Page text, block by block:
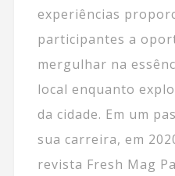
experiências
participantes a
mergulhar na
local enquanto
da cidade. Em um
sua carreira, em
revista Fresh Mag